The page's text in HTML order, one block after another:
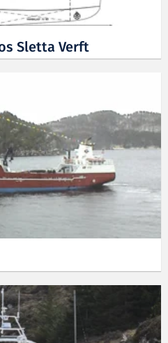
Sletta Verft